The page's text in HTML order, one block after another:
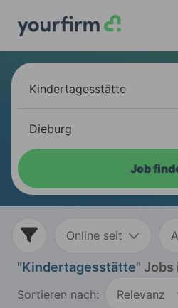
Job
Online seit
"Kindertagesstätte" Jobs
Sortieren nach:
Relevanz